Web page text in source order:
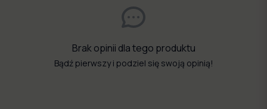
Brak opinii dla tego produktu
Bądź pierwszy i podziel się swoją opinią!